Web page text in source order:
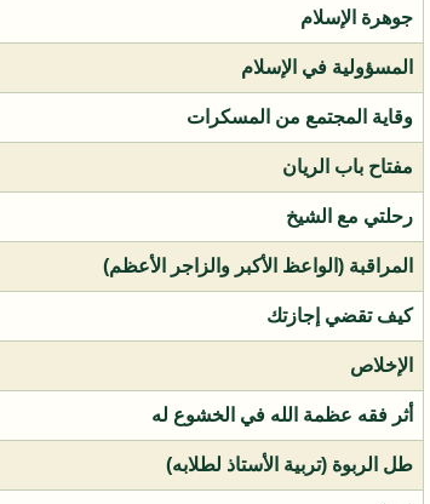
جوهرة الإسلام
المسؤولية في الإسلام
وقاية المجتمع من المسكرات
مفتاح باب الريان
رحلتي مع الشيخ
المراقبة (الواعظ الأكبر والزاجر الأعظم)
كيف تقضي إجازتك
الإخلاص
أثر فقه عظمة الله في الخشوع له
طل الربوة (تربية الأستاذ لطلابه)